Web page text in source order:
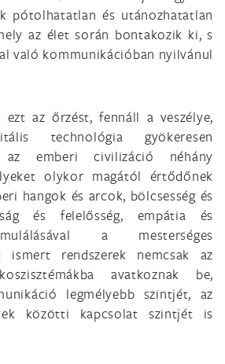
pótolhatatlan és utánozhatatlan
az élet során bontakozik ki, s
való kommunikációban nyilvánul
ezt az őrzést, fennáll a veszélye,
technológia gyökeresen
az emberi civilizáció néhány
olykor magától értődőnek
hangok és arcok, bölcsesség és
és felelősség, empátia és
a mesterséges
ismert rendszerek nemcsak az
avatkoznak be,
legmélyebb szintjét, az
közötti kapcsolat szintjét is